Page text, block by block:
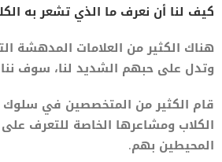
كيف لنا أن نعرف ما الذي تشعر به
هناك الكثير من العلامات المدهشة
وتدل على حبهم الشديد لنا، سوف
قام الكثير من المتخصصين في سلوك
الكلاب ومشاعرها الخاصة للتعرف
المحيطين بهم.